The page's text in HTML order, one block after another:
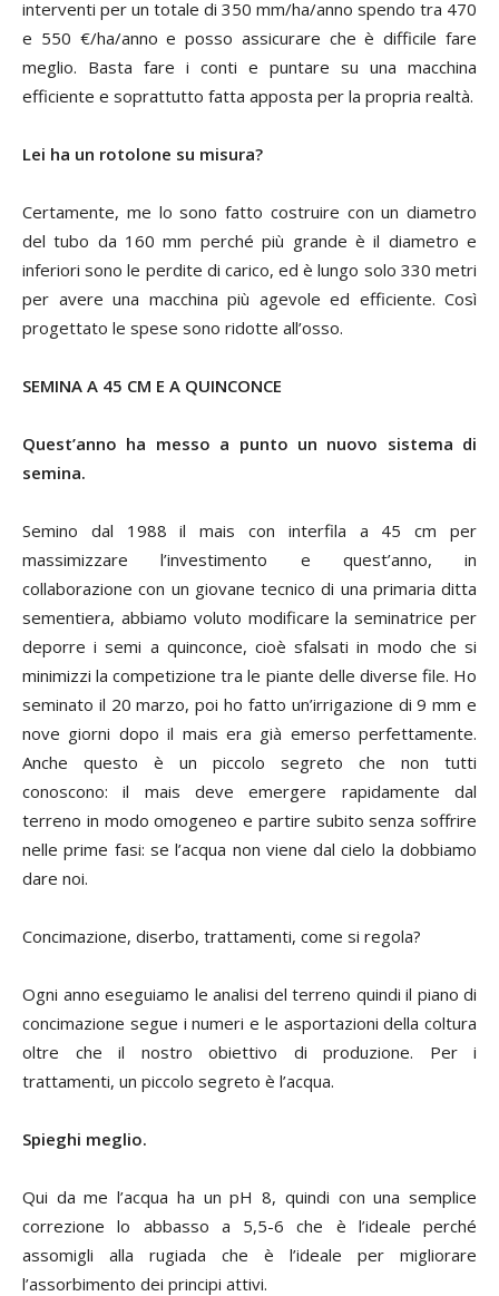
interventi per un totale di 350 mm/ha/anno spendo tra 470
e 550 €/ha/anno e posso assicurare che è difficile fare
meglio. Basta fare i conti e puntare su una macchina
efficiente e soprattutto fatta apposta per la propria realtà.
Lei ha un rotolone su misura?
Certamente, me lo sono fatto costruire con un diametro
del tubo da 160 mm perché più grande è il diametro e
inferiori sono le perdite di carico, ed è lungo solo 330 metri
per avere una macchina più agevole ed efficiente. Così
progettato le spese sono ridotte all’osso.
SEMINA A 45 CM E A QUINCONCE
Quest’anno ha messo a punto un nuovo sistema di
semina.
Semino dal 1988 il mais con interfila a 45 cm per
massimizzare l’investimento e quest’anno, in
collaborazione con un giovane tecnico di una primaria ditta
sementiera, abbiamo voluto modificare la seminatrice per
deporre i semi a quinconce, cioè sfalsati in modo che si
minimizzi la competizione tra le piante delle diverse file. Ho
seminato il 20 marzo, poi ho fatto un’irrigazione di 9 mm e
nove giorni dopo il mais era già emerso perfettamente.
Anche questo è un piccolo segreto che non tutti
conoscono: il mais deve emergere rapidamente dal
terreno in modo omogeneo e partire subito senza soffrire
nelle prime fasi: se l’acqua non viene dal cielo la dobbiamo
dare noi.
Concimazione, diserbo, trattamenti, come si regola?
Ogni anno eseguiamo le analisi del terreno quindi il piano di
concimazione segue i numeri e le asportazioni della coltura
oltre che il nostro obiettivo di produzione. Per i
trattamenti, un piccolo segreto è l’acqua.
Spieghi meglio.
Qui da me l’acqua ha un pH 8, quindi con una semplice
correzione lo abbasso a 5,5-6 che è l’ideale perché
assomigli alla rugiada che è l’ideale per migliorare
l’assorbimento dei principi attivi.